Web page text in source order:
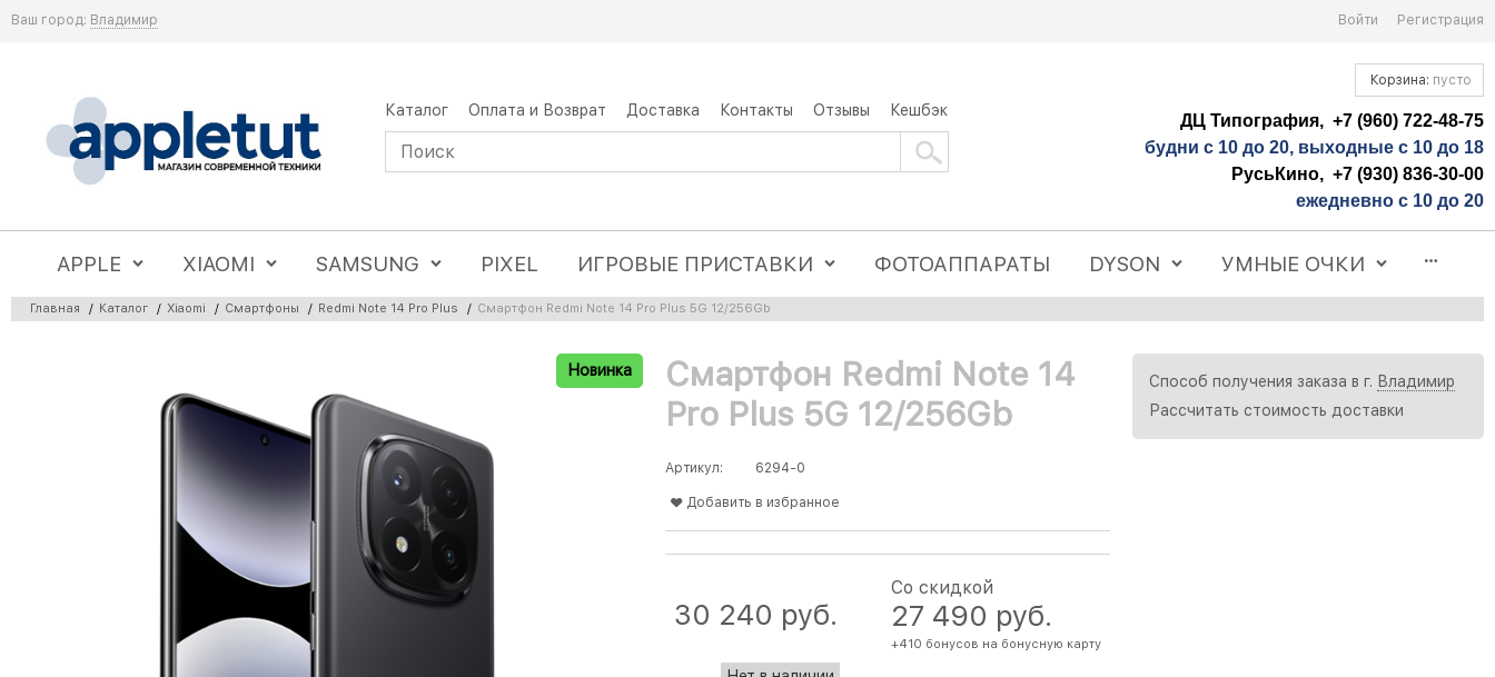
Ваш город: Владимир Войти Регистрация
Каталог Оплата и Возврат Доставка Контакты Отзывы Кешбэк
Корзина: пусто
ДЦ Типография, +7 (960) 722-48-75
будни с 10 до 20, выходные с 10 до 18
РусьКино, +7 (930) 836-30-00
ежедневно с 10 до 20
APPLE XIAOMI SAMSUNG PIXEL ИГРОВЫЕ ПРИСТАВКИ ФОТОАППАРАТЫ DYSON УМНЫЕ ОЧКИ
Главная / Каталог / Xiaomi / Смартфоны / Redmi Note 14 Pro Plus / Смартфон Redmi Note 14 Pro Plus 5G 12/256Gb
Новинка
Смартфон Redmi Note 14
Pro Plus 5G 12/256Gb
Артикул: 6294-0
Добавить в избранное
27 490 руб.
+410 бонусов на бонусную карту
Со скидкой
30 240 руб.
Способ получения заказа в г. Владимир
Рассчитать стоимость доставки